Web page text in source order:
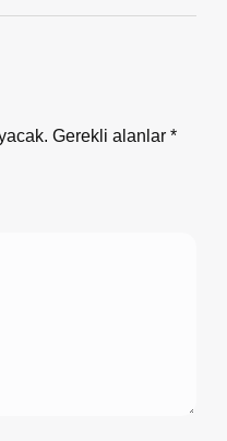
Gerekli alanlar *